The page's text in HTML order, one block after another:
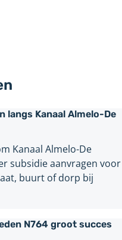
langs Kanaal Almelo-De
Kanaal Almelo-De
subsidie aanvragen voor
buurt of dorp bij
N764 groot succes